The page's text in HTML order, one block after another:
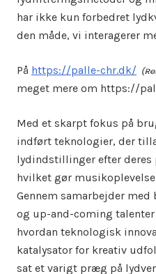
har ikke kun forbedret
den måde, vi interagerer
På https://palle-chr.dk/
meget mere om https://
Med et skarpt fokus på
indført teknologier, der
lydindstillinger efter deres
hvilket gør
Gennem samarbejder
og up-and-coming
hvordan teknologisk
katalysator for kreativ
sat et varigt præg på